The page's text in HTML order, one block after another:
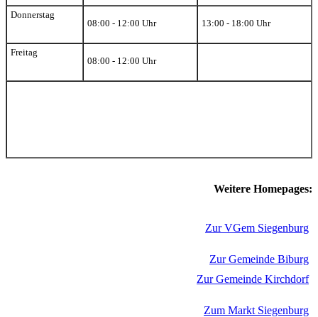
Donnerstag
08:00 - 12:00 Uhr
13:00 - 18:00 Uhr
Freitag
08:00 - 12:00 Uhr
Weitere Homepages:
Zur VGem Siegenburg
Zur Gemeinde Biburg
Zur Gemeinde Kirchdorf
Zum Markt Siegenburg